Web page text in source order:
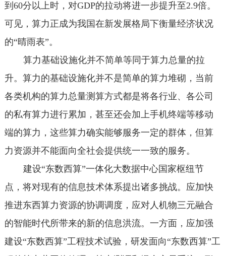
到60分以上时，对GDP的拉动将进一步提升至2.9倍。
可见，算力正成为我国在新发展格局下衡量经济状况
的“晴雨表”。
算力基础设施化并不简单等同于算力总量的拉
升。算力的基础设施化并不是简单的算力堆砌，当前
各类机构的算力总量测算方式都是将各行业、各公司
的私有算力进行累加，甚至还会加上手机终端等移动
端的算力，这些算力确实能够服务一定的群体，但算
力资源并不能面向全社会提供统一一致的服务。
建设“东数西算”一体化大数据中心国家枢纽节
点，将对现有的信息技术体系提出诸多挑战。应加快
推进东西算力资源的协调调度，应对人机物三元融合
的智能时代所带来的新的信息洪流。一方面，应加强
建设“东数西算”工程技术试验，研发面向“东数西算”工